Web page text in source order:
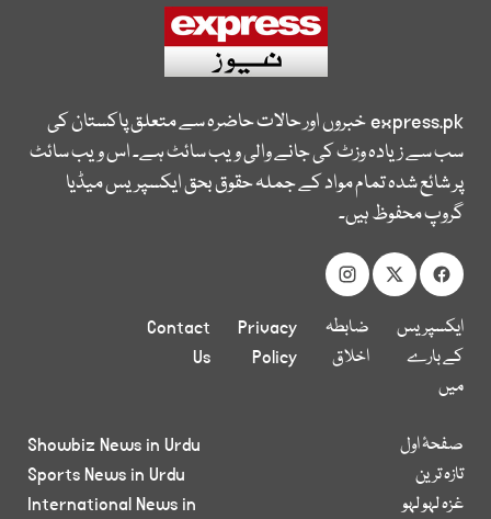
express.pkخبروں اور حالات حاضرہ سے متعلق پاکستان کی
سب سے زیادہ وزٹ کی جانے والی ویب سائٹ ہے۔ اس ویب سائٹ
پر شائع شدہ تمام مواد کے جملہ حقوق بحق ایکسپریس میڈیا
گروپ محفوظ ہیں۔
ایکسپریس
کے بارے
میں
ضابطہ
اخلاق
Privacy
Policy
Contact
Us
صفحۂ اول
تازہ ترین
غزہ لہو لہو
Showbiz News in Urdu
Sports News in Urdu
International News in